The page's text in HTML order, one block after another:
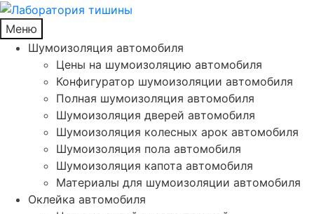
Меню
Шумоизоляция автомобиля
Цены на шумоизоляцию автомобиля
Конфигуратор шумоизоляции автомобиля
Полная шумоизоляция автомобиля
Шумоизоляция дверей автомобиля
Шумоизоляция колесных арок автомобиля
Шумоизоляция пола автомобиля
Шумоизоляция капота автомобиля
Материалы для шумоизоляции автомобиля
Оклейка автомобиля